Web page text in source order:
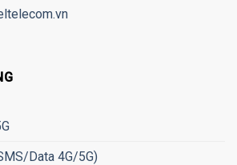
Data 4G/5G)